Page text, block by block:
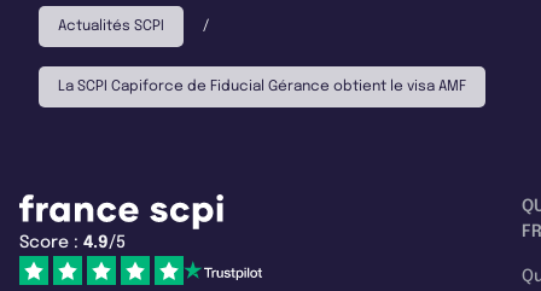
Actualités SCPI /
La SCPI Capiforce de Fiducial Gérance obtient le visa AMF
Score : 4.9/5